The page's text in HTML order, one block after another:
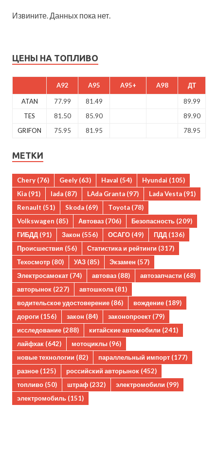
Извините. Данных пока нет.
ЦЕНЫ НА ТОПЛИВО
A92 A95 A95+ A98 ДТ
ATAN 77.99 81.49
89.99
TES
81.50 85.90
89.90
GRIFON
75.95 81.95 78.95
МЕТКИ
Chery (76) Geely (63) Haval (54) Hyundai (105)
Kia (91) lada (87) LAda Granta (97) Lada Vesta (91)
Renault (51) Skoda (69) Toyota (78)
Volkswagen (85) Автоваз (706) Безопасность (209)
ГИБДД (91) Закон (556) ОСАГО (49) ПДД (136)
Происшествия (56) Статистика и рейтинги (317)
Техосмотр (80) УАЗ (85) Экзамен (57)
Электросамокат (74) автоваз (88) автозапчасти (68)
авторынок (227) автошкола (81)
водительское удостоверение (86) вождение (189)
дороги (156) закон (84) законопроект (79)
исследование (288) китайские автомобили (241)
лайфхак (642) мотоциклы (96)
новые технологии (82) параллельный импорт (177)
разное (125) российский авторынок (452)
топливо (50) штраф (232) электромобили (99)
электромобиль (151)